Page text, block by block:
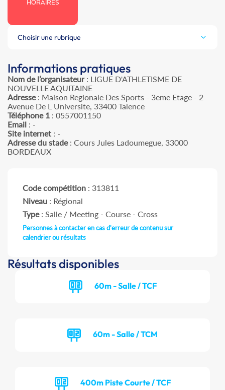
HORAIRES
Choisir une rubrique
Informations pratiques
Nom de l’organisateur: LIGUE D'ATHLETISME DE
NOUVELLE AQUITAINE
Adresse: Maison Regionale Des Sports - 3eme Etage - 2
Avenue De L Universite, 33400 Talence
Téléphone 1 : 0557001150
Email : -
Site internet : -
Adresse du stade: Cours Jules Ladoumegue, 33000
BORDEAUX
Code compétition : 313811
Niveau : Régional
Type: Salle / Meeting - Course - Cross
Personnes à contacter en cas d'erreur de contenu sur
calendrier ou résultats
Résultats disponibles
60m - Salle / TCF
60m - Salle / TCM
400m Piste Courte / TCF